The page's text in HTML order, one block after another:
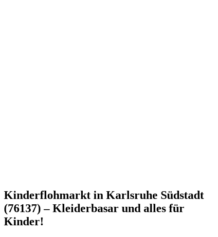
Kinderflohmarkt in Karlsruhe Südstadt
(76137) – Kleiderbasar und alles für
Kinder!